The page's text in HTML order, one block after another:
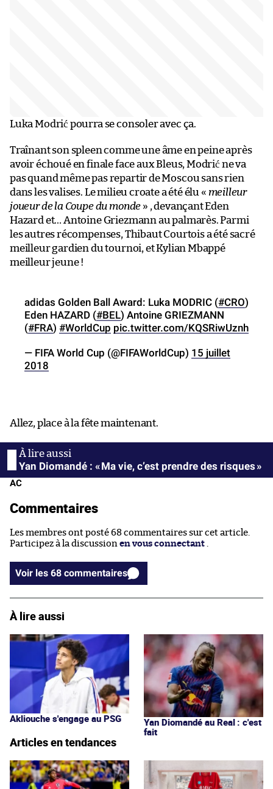
Luka Modrić pourra se consoler avec ça.
Traînant son spleen comme une âme en peine après
avoir échoué en finale face aux Bleus, Modrić ne va
pas quand même pas repartir de Moscou sans rien
dans les valises. Le milieu croate a été élu « meilleur
joueur de la Coupe du monde » , devançant Eden
Hazard et… Antoine Griezmann au palmarès. Parmi
les autres récompenses, Thibaut Courtois a été sacré
meilleur gardien du tournoi, et Kylian Mbappé
meilleur jeune !
adidas Golden Ball Award: Luka MODRIC (#CRO)
Eden HAZARD (#BEL) Antoine GRIEZMANN
(#FRA) #WorldCup pic.twitter.com/KQSRiwUznh
— FIFA World Cup (@FIFAWorldCup) 15 juillet
2018
Allez, place à la fête maintenant.
Yan Diomandé : « Ma vie, c’est prendre des risques »
AC
Commentaires
Les membres ont posté 68 commentaires sur cet article.
Participez à la discussion en vous connectant
Voir les 68 commentaires
À lire aussi
Akliouche s'engage au PSG
Yan Diomandé au Real : c'est
fait
Articles en tendances